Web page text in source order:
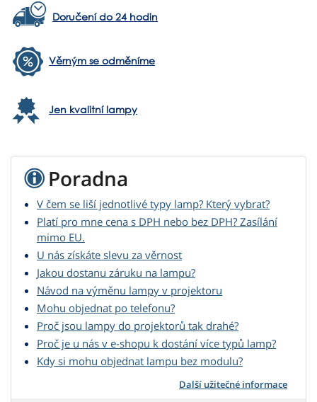
Doručení do 24 hodin
Věrným se odměníme
Jen kvalitní lampy
Poradna
V čem se liší jednotlivé typy lamp? Který vybrat?
Platí pro mne cena s DPH nebo bez DPH? Zasílání
mimo EU.
U nás získáte slevu za věrnost
Jakou dostanu záruku na lampu?
Návod na výměnu lampy v projektoru
Mohu objednat po telefonu?
Proč jsou lampy do projektorů tak drahé?
Proč je u nás v e-shopu k dostání více typů lamp?
Kdy si mohu objednat lampu bez modulu?
Další užitečné informace